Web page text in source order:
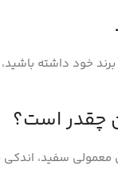
خود داشته
چقدر است؟
سفید، اندکی